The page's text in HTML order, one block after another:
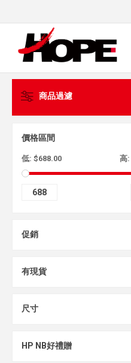
商品過濾
價格區間
低: $688.00 高:
688
促銷
有現貨
尺寸
HP NB好禮贈